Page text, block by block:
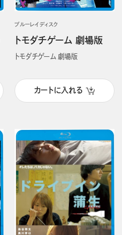
ブルーレイディスク
トモダチゲーム 劇場版
トモダチゲーム 劇場版
カートに入れる